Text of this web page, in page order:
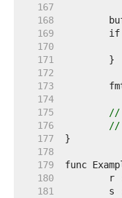
   167
   168
   169
   170
   171
   172
   173
   174
   175
//
   176
//
   177
   178
   179
   180
   181